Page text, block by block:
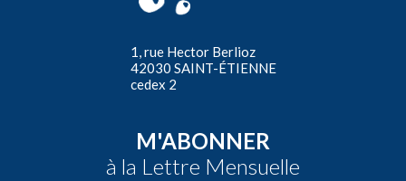
1, rue Hector Berlioz
42030 SAINT-ÉTIENNE
cedex 2
M'ABONNER
à la Lettre Mensuelle